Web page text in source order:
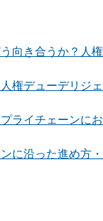
向き合うか？人権
権デューデリジェ
ライチェーンにお
に沿った進め方・